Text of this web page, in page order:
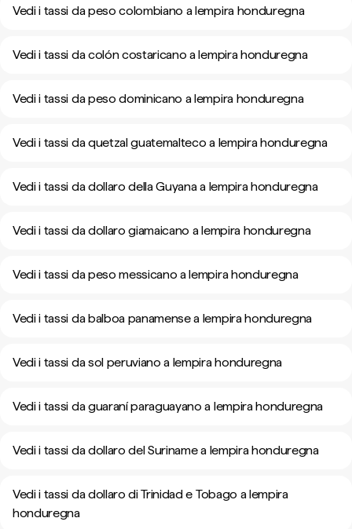
Vedi i tassi da peso colombiano a lempira honduregna
Vedi i tassi da colón costaricano a lempira honduregna
Vedi i tassi da peso dominicano a lempira honduregna
Vedi i tassi da quetzal guatemalteco a lempira honduregna
Vedi i tassi da dollaro della Guyana a lempira honduregna
Vedi i tassi da dollaro giamaicano a lempira honduregna
Vedi i tassi da peso messicano a lempira honduregna
Vedi i tassi da balboa panamense a lempira honduregna
Vedi i tassi da sol peruviano a lempira honduregna
Vedi i tassi da guaraní paraguayano a lempira honduregna
Vedi i tassi da dollaro del Suriname a lempira honduregna
Vedi i tassi da dollaro di Trinidad e Tobago a lempira
honduregna